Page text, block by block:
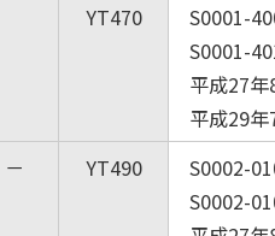
YT470
S0001-
S0001-
平成27
平成29年
－ YT490
S0002-
S0002-